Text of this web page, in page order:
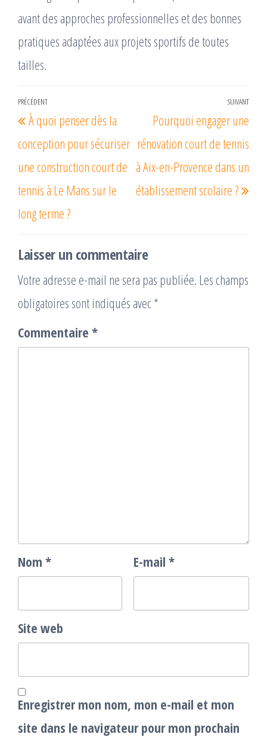
avant des approches professionnelles et des bonnes
pratiques adaptées aux projets sportifs de toutes
tailles.
Navigation
de
l’article
Article
précédent
PRÉCÉDENT
À quoi penser dès la
conception pour sécuriser
une construction court de
tennis à Le Mans sur le
long terme ?
SUIVANT
Pourquoi engager une
rénovation court de tennis
à Aix-en-Provence dans un
établissement scolaire ?
Laisser un commentaire
Votre adresse e-mail ne sera pas publiée. Les champs
obligatoires sont indiqués avec *
Commentaire *
Nom * E-mail *
Site web
Enregistrer mon nom, mon e-mail et mon
site dans le navigateur pour mon prochain